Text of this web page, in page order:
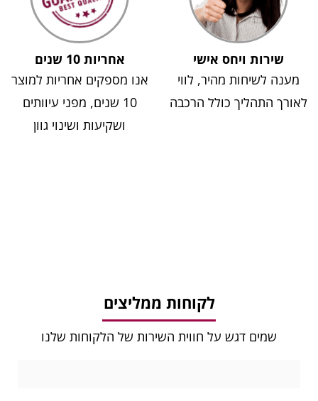
שירות ויחס אישי
מענה לשיחות מהיר, לווי
לאורך התהליך כולל הרכבה
אחריות 10 שנים
אנו מספקים אחריות למוצר
10 שנים, מפני עיוותים
ושקיעות ושינוי גוון
לקוחות ממליצים
שמים דגש על חווית השירות של הלקוחות שלנו